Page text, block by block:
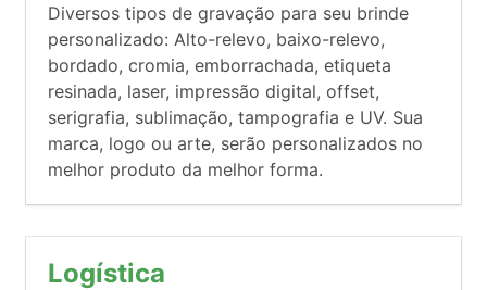
Diversos tipos de gravação para seu brinde
personalizado: Alto-relevo, baixo-relevo,
bordado, cromia, emborrachada, etiqueta
resinada, laser, impressão digital, offset,
serigrafia, sublimação, tampografia e UV. Sua
marca, logo ou arte, serão personalizados no
melhor produto da melhor forma.
Logística